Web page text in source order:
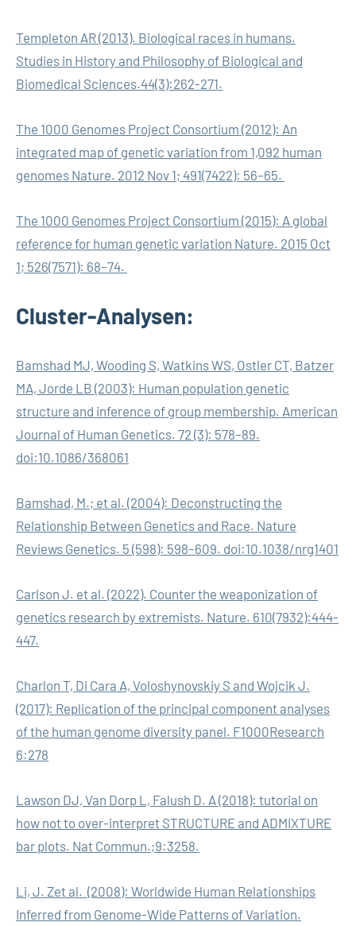
Templeton AR (2013). Biological races in humans.
Studies in History and Philosophy of Biological and
Biomedical Sciences.44(3):262-271.
The 1000 Genomes Project Consortium (2012): An
integrated map of genetic variation from 1,092 human
genomes Nature. 2012 Nov 1; 491(7422): 56–65.
The 1000 Genomes Project Consortium (2015): A global
reference for human genetic variation Nature. 2015 Oct
1; 526(7571): 68–74.
Cluster-Analysen:
Bamshad MJ, Wooding S, Watkins WS, Ostler CT, Batzer
MA, Jorde LB (2003): Human population genetic
structure and inference of group membership. American
Journal of Human Genetics. 72 (3): 578–89.
doi:10.1086/368061
Bamshad, M.; et al. (2004): Deconstructing the
Relationship Between Genetics and Race. Nature
Reviews Genetics. 5 (598): 598–609. doi:10.1038/nrg1401
Carlson J. et al. (2022). Counter the weaponization of
genetics research by extremists. Nature. 610(7932):444-
447.
Charlon T, Di Cara A, Voloshynovskiy S and Wojcik J.
(2017): Replication of the principal component analyses
of the human genome diversity panel. F1000Research
6:278
Lawson DJ, Van Dorp L, Falush D. A (2018): tutorial on
how not to over-interpret STRUCTURE and ADMIXTURE
bar plots. Nat Commun.;9:3258.
Li, J. Zet al. (2008): Worldwide Human Relationships
Inferred from Genome-Wide Patterns of Variation.